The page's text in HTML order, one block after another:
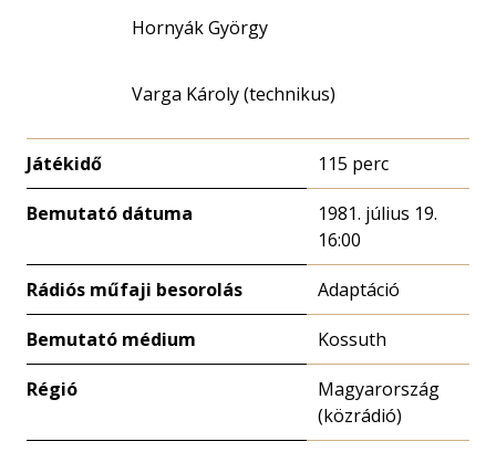
Hornyák György
Varga Károly (technikus)
Játékidő 115 perc
Bemutató dátuma
1981. július 19.
16:00
Rádiós műfaji besorolás Adaptáció
Bemutató médium Kossuth
Régió
Magyarország
(közrádió)